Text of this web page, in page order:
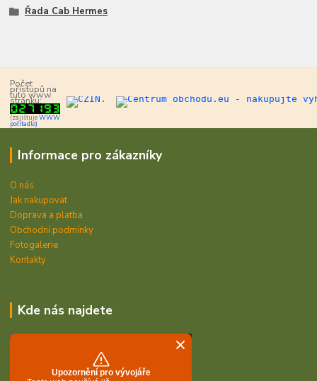
Řada Cab Hermes
Počet
přístupů na
tuto www
stránku:
(zajišťujeWWW
počítadlo)
Informace pro zákazníky
O nás
Jak nakupovat
Doprava a platba
Obchodní podmínky
Fotogalerie
Kontakty
Kde nás najdete